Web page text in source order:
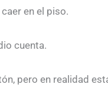
en el piso.
cuenta.
pero en realidad